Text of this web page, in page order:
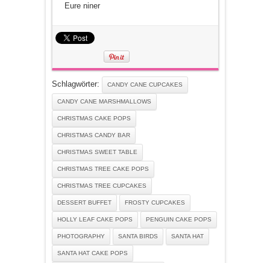
Eure niner
Schlagwörter: CANDY CANE CUPCAKES
CANDY CANE MARSHMALLOWS
CHRISTMAS CAKE POPS
CHRISTMAS CANDY BAR
CHRISTMAS SWEET TABLE
CHRISTMAS TREE CAKE POPS
CHRISTMAS TREE CUPCAKES
DESSERT BUFFET FROSTY CUPCAKES
HOLLY LEAF CAKE POPS PENGUIN CAKE POPS
PHOTOGRAPHY SANTA BIRDS SANTA HAT
SANTA HAT CAKE POPS